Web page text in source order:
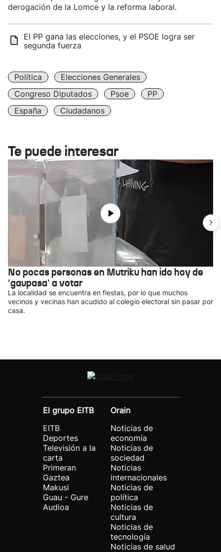
derogación de la Lomce y la reforma laboral.
El PP gana las elecciones, y el PSOE logra ser
segunda fuerza
Política
Elecciones Generales
Congreso Diputados
Psoe
PP
España
Ciudadanos
Te puede interesar
No pocas personas en Mutriku han ido hoy de
'gaupasa' a votar
La localidad se encuentra en fiestas, por lo que muchos
vecinos y vecinas han acudido al colegio electoral sin pasar por
casa.
El grupo EITB
EITB
Deportes
Televisión a la
carta
Primeran
Gaztea
Makusi
Guau - Gure
Audioa
Orain
Noticias de
economía
Noticias de
sociedad
Noticias
internacionales
Noticias de
política
Noticias de
cultura
Noticias de
tecnología
Noticias de salud